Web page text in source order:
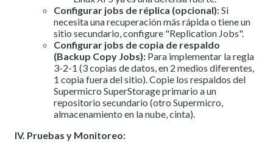
Configurar jobs de réplica (opcional):Si
necesita una recuperación más rápida o tiene un
sitio secundario, configure "Replication Jobs".
Configurar jobs de copia de respaldo
(Backup Copy Jobs): Para implementar la regla
3-2-1 (3 copias de datos, en 2 medios diferentes,
1 copia fuera del sitio). Copie los respaldos del
Supermicro SuperStorage primario a un
repositorio secundario (otro Supermicro,
almacenamiento en la nube, cinta).
IV. Pruebas y Monitoreo: